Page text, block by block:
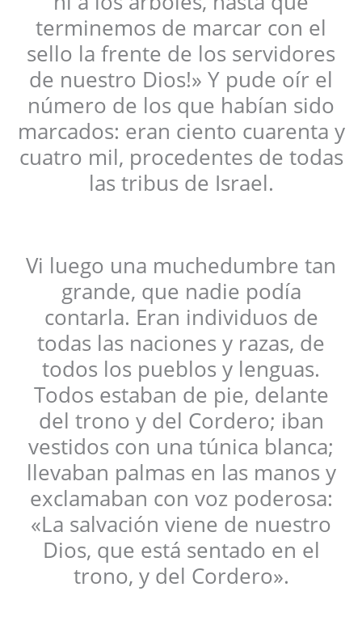
terminemos de marcar con el
sello la frente de los servidores
de nuestro Dios!» Y pude oír el
número de los que habían sido
marcados: eran ciento cuarenta y
cuatro mil, procedentes de todas
las tribus de Israel.
Vi luego una muchedumbre tan
grande, que nadie podía
contarla. Eran individuos de
todas las naciones y razas, de
todos los pueblos y lenguas.
Todos estaban de pie, delante
del trono y del Cordero; iban
vestidos con una túnica blanca;
llevaban palmas en las manos y
exclamaban con voz poderosa:
«La salvación viene de nuestro
Dios, que está sentado en el
trono, y del Cordero».